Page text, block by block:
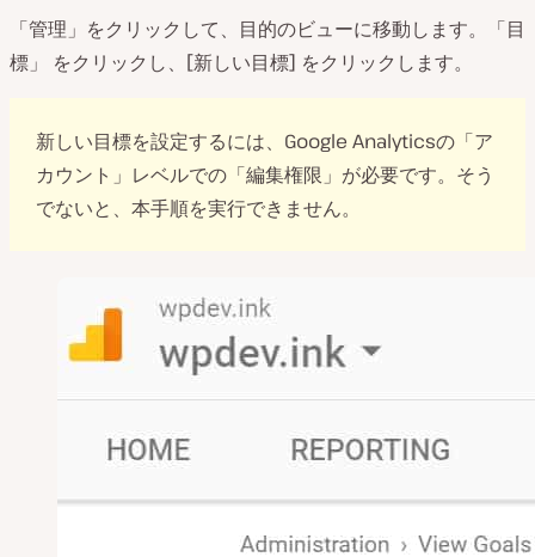
「管理」をクリックして、目的のビューに移動します。「目
標」 をクリックし、[新しい目標] をクリックします。
新しい目標を設定するには、Google Analyticsの「ア
カウント」レベルでの「編集権限」が必要です。そう
でないと、本手順を実行できません。